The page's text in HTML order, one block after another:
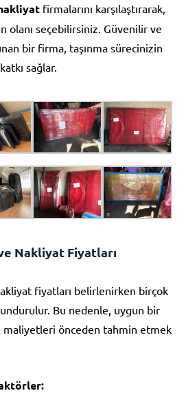
firmalarını karşılaştırarak,
olanı seçebilirsiniz. Güvenilir ve
bir firma, taşınma sürecinizin
sağlar.
Nakliyat Fiyatları
fiyatları belirlenirken birçok
Bu nedenle, uygun bir
maliyetleri önceden tahmin etmek